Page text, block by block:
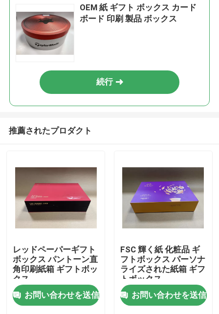
OEM 紙 ギフト ボックス カード
ボード 印刷 製品 ボックス
続行
推薦されたプロダクト
レッドペーパーギフト
ボックス パントーン直
角印刷紙箱 ギフトボッ
クス
お問い合わせを送信
FSC 輝く紙 化粧品 ギ
フトボックス パーソナ
ライズされた紙箱 ギフ
トボックス
お問い合わせを送信